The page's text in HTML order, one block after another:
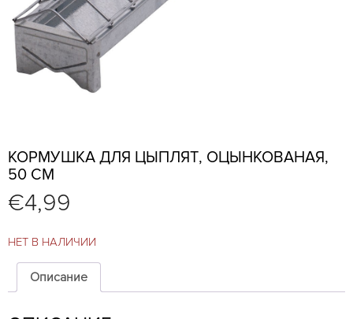
КОРМУШКА ДЛЯ ЦЫПЛЯТ, ОЦЫНКОВАНАЯ,
50 СМ
€4,99
НЕТ В НАЛИЧИИ
Описание